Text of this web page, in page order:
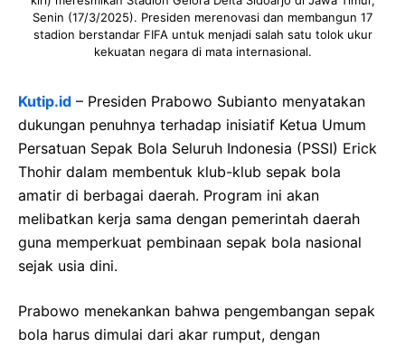
Senin (17/3/2025). Presiden merenovasi dan membangun 17
stadion berstandar FIFA untuk menjadi salah satu tolok ukur
kekuatan negara di mata internasional.
Kutip.id – Presiden Prabowo Subianto menyatakan
dukungan penuhnya terhadap inisiatif Ketua Umum
Persatuan Sepak Bola Seluruh Indonesia (PSSI) Erick
Thohir dalam membentuk klub-klub sepak bola
amatir di berbagai daerah. Program ini akan
melibatkan kerja sama dengan pemerintah daerah
guna memperkuat pembinaan sepak bola nasional
sejak usia dini.
Prabowo menekankan bahwa pengembangan sepak
bola harus dimulai dari akar rumput, dengan